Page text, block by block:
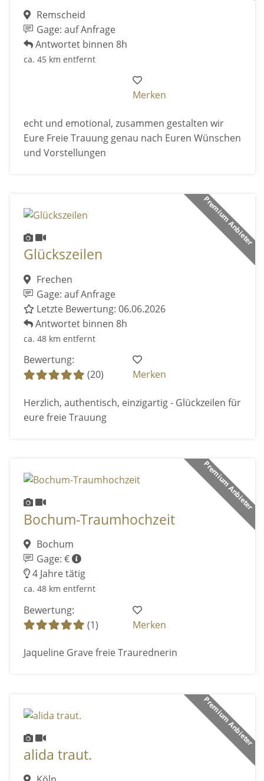
Remscheid
Gage: auf Anfrage
Antwortet binnen 8h
ca. 45 km entfernt
Merken
echt und emotional, zusammen gestalten wir
Eure Freie Trauung genau nach Euren Wünschen
und Vorstellungen
Premium Anbieter
Glückszeilen
Frechen
Gage: auf Anfrage
Letzte Bewertung: 06.06.2026
Antwortet binnen 8h
ca. 48 km entfernt
Bewertung:
(20)
Merken
Herzlich, authentisch, einzigartig - Glückzeilen für
eure freie Trauung
Premium Anbieter
Bochum-Traumhochzeit
Bochum
Gage: €
4 Jahre tätig
ca. 48 km entfernt
Bewertung:
(1)
Merken
Jaqueline Grave freie Traurednerin
Premium Anbieter
alida traut.